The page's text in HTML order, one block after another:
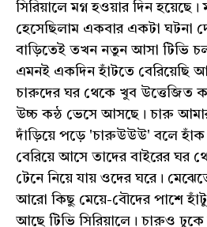
সিরিয়ালে মগ্ন হওয়ার দিন
হেসেছিলাম একবার একটা ঘটনা
বাড়িতেই তখন নতুন আসা টিভি
এমনই একদিন হাঁটতে বেরিয়েছি
চারুদের ঘর থেকে খুব উত্তেজিত
উচ্চ কন্ঠ ভেসে আসছে। চারু আমার
দাঁড়িয়ে পড়ে 'চারুউউউ' বলে হাঁক
বেরিয়ে আসে তাদের বাইরের ঘর
টেনে নিয়ে যায় ওদের ঘরে।
আরো কিছু মেয়ে-বৌদের পাশে
আছে টিভি সিরিয়ালে। চারুও ঢুকে